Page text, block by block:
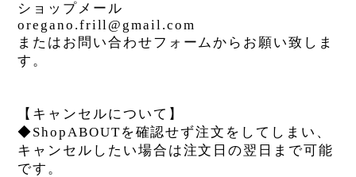
ショップメール
oregano.frill@gmail.com
またはお問い合わせフォームからお願い致しま
す。
【キャンセルについて】
◆ShopABOUTを確認せず注文をしてしまい、
キャンセルしたい場合は注文日の翌日まで可能
です。